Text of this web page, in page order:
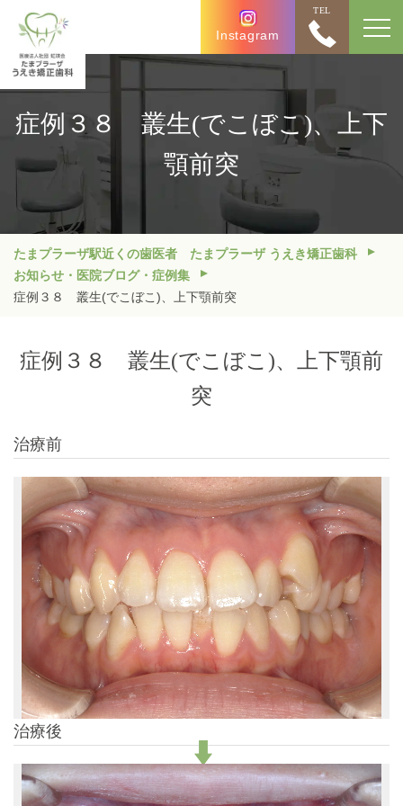
Instagram
TEL
症例３８ 叢生(でこぼこ)、上下
顎前突
たまプラーザ駅近くの歯医者 たまプラーザ うえき矯正歯科
お知らせ・医院ブログ・症例集
症例３８ 叢生(でこぼこ)、上下顎前突
症例３８ 叢生(でこぼこ)、上下顎前
突
治療前
治療後